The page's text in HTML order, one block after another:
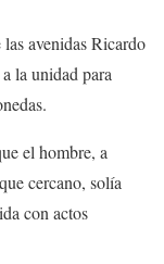
avenidas Ricardo
la unidad para
el hombre, a
cercano, solía
con actos